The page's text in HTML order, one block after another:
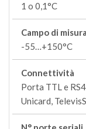
1 o 0,1°C
Campo di misura
-55…+150°C
Connettività
Porta TTL e
Unicard,